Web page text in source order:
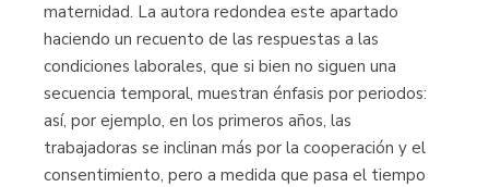
maternidad. La autora redondea este apartado
haciendo un recuento de las respuestas a las
condiciones laborales, que si bien no siguen una
secuencia temporal, muestran énfasis por periodos:
así, por ejemplo, en los primeros años, las
trabajadoras se inclinan más por la cooperación y el
consentimiento, pero a medida que pasa el tiempo